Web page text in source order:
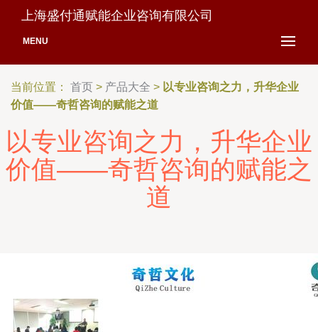
上海盛付通赋能企业咨询有限公司
MENU
当前位置： 首页 > 产品大全 > 以专业咨询之力，升华企业
价值——奇哲咨询的赋能之道
以专业咨询之力，升华企业
价值——奇哲咨询的赋能之
道